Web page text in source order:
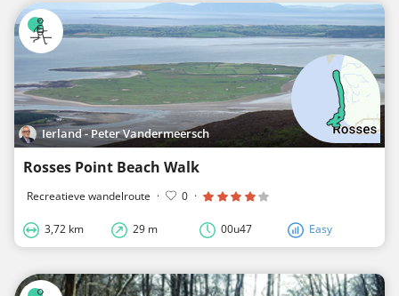
Ierland - Peter Vandermeersch
Rosses Point Beach Walk
Recreatieve wandelroute · 0 ·
3,72 km 29 m 00u47 Easy